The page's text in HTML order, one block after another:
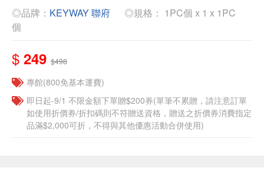
◎品牌： KEYWAY 聯府
◎規格： 1PC個 x 1 x 1PC
個
$ 249 $498
專館(800免基本運費)
即日起-9/1 不限金額下單贈$200券(單筆不累贈，請注意訂單
如使用折價券/折扣碼則不符贈送資格，贈送之折價券消費指定
品滿$2,000可折，不得與其他優惠活動合併使用)